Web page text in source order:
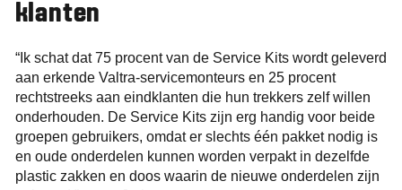
klanten
“Ik schat dat 75 procent van de Service Kits wordt geleverd
aan erkende Valtra-servicemonteurs en 25 procent
rechtstreeks aan eindklanten die hun trekkers zelf willen
onderhouden. De Service Kits zijn erg handig voor beide
groepen gebruikers, omdat er slechts één pakket nodig is
en oude onderdelen kunnen worden verpakt in dezelfde
plastic zakken en doos waarin de nieuwe onderdelen zijn